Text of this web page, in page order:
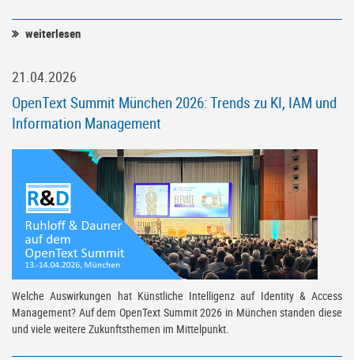
weiterlesen
21.04.2026
OpenText Summit München 2026: Trends zu KI, IAM und
Information Management
Welche Auswirkungen hat Künstliche Intelligenz auf Identity & Access
Management? Auf dem OpenText Summit 2026 in München standen diese
und viele weitere Zukunftsthemen im Mittelpunkt.